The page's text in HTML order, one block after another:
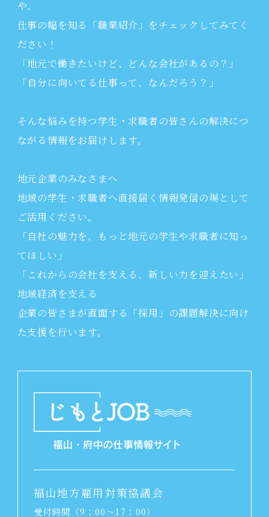
や、
仕事の幅を知る「職業紹介」をチェックしてみてく
ださい！
「地元で働きたいけど、どんな会社があるの？」
「自分に向いてる仕事って、なんだろう？」
そんな悩みを持つ学生・求職者の皆さんの解決につ
ながる情報をお届けします。
地元企業のみなさまへ
地域の学生・求職者へ直接届く情報発信の場として
ご活用ください。
「自社の魅力を、もっと地元の学生や求職者に知っ
てほしい」
「これからの会社を支える、新しい力を迎えたい」
地域経済を支える
企業の皆さまが直面する「採用」の課題解決に向け
た支援を行います。
福山地方雇用対策協議会
受付時間（9：00～17：00）